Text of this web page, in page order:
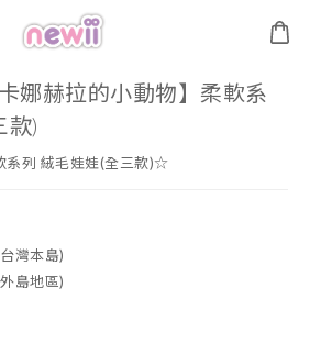
娜赫拉的小動物】柔軟系
款)
列 絨毛娃娃(全三款)☆
灣本島)
島地區)